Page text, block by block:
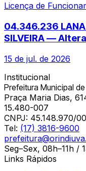
Licença de
04.346.236 LANA
SILVEIRA —
15 de jul. de 2026
Institucional
Prefeitura Municipal
Praça Maria Dias,
15.480-007
CNPJ: 45.148.970/
Tel: (17) 3816-9600
Seg–Sex, 08h–11h /
Links Rápidos